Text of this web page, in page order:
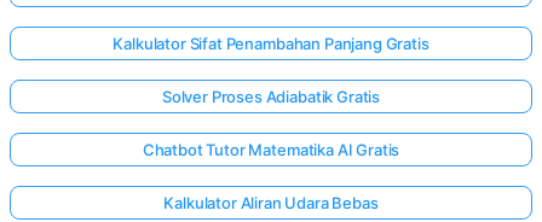
Kalkulator Sifat Penambahan Panjang Gratis
Solver Proses Adiabatik Gratis
Chatbot Tutor Matematika AI Gratis
Kalkulator Aliran Udara Bebas